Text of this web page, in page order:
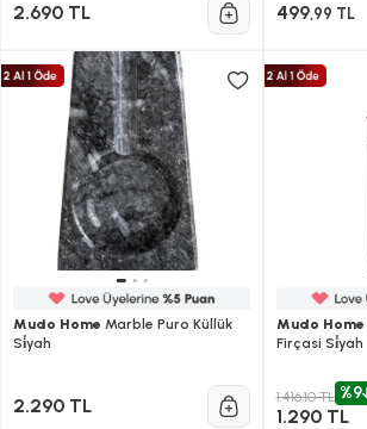
2.690 TL 499,99 TL
Mudo Home Marble Puro Küllük
Si̇yah
2.290 TL
Mudo Home
Firçasi Si̇yah
1.416,10 TL %9
1.290 TL